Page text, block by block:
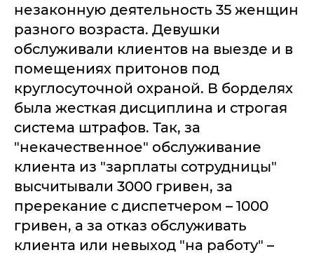
незаконную деятельность 35 женщин
разного возраста. Девушки
обслуживали клиентов на выезде и в
помещениях притонов под
круглосуточной охраной. В борделях
была жесткая дисциплина и строгая
система штрафов. Так, за
"некачественное" обслуживание
клиента из "зарплаты сотрудницы"
высчитывали 3000 гривен, за
пререкание с диспетчером – 1000
гривен, а за отказ обслуживать
клиента или невыход "на работу" –